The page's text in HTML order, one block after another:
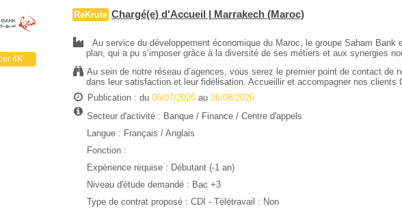
4K
ReKrute Chargé(e) d'Accueil | Marrakech (Maroc)
Au service du développement économique du Maroc, le groupe Saham Bank
plan, qui a pu s’imposer grâce à la diversité de ses métiers et aux synergies
Au sein de notre réseau d’agences, vous serez le premier point de contact de
dans leur satisfaction et leur fidélisation. Accueillir et accompagner nos clients
Publication : du 06/07/2026au 26/08/2026
Secteur d'activité : Banque / Finance/ Centre d'appels
Langue : Français / Anglais
Fonction :
Expérience requise : Débutant (-1 an)
Niveau d'étude demandé : Bac +3
Type de contrat proposé : CDI - Télétravail : Non